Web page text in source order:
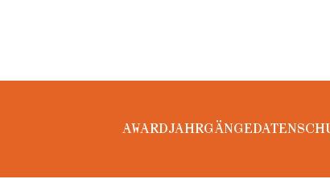
AWARDJAHRGÄNGE